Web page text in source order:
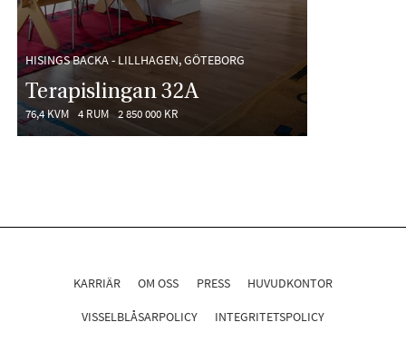
HISINGS BACKA - LILLHAGEN, GÖTEBORG
Terapislingan 32A
76,4 KVM 4 RUM 2 850 000 KR
KARRIÄR OM OSS PRESS HUVUDKONTOR
VISSELBLÅSARPOLICY INTEGRITETSPOLICY